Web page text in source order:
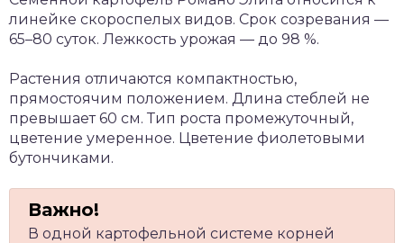
линейке скороспелых видов. Срок созревания —
65–80 суток. Лежкость урожая — до 98 %.
Растения отличаются компактностью,
прямостоячим положением. Длина стеблей не
превышает 60 см. Тип роста промежуточный,
цветение умеренное. Цветение фиолетовыми
бутончиками.
В одной картофельной системе корней